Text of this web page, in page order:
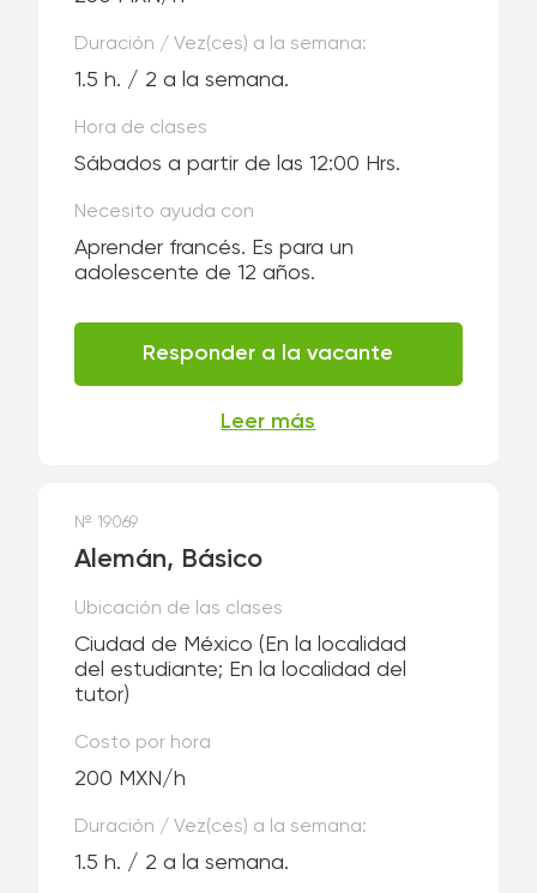
Duración / Vez(ces) a la semana:
1.5 h. / 2 a la semana.
Hora de clases
Sábados a partir de las 12:00 Hrs.
Necesito ayuda con
Aprender francés. Es para un
adolescente de 12 años.
Responder a la vacante
Leer más
№ 19069
Alemán, Básico
Ubicación de las clases
Ciudad de México(En la localidad
del estudiante; En la localidad del
tutor)
Costo por hora
200 MXN/h
Duración / Vez(ces) a la semana:
1.5 h. / 2 a la semana.